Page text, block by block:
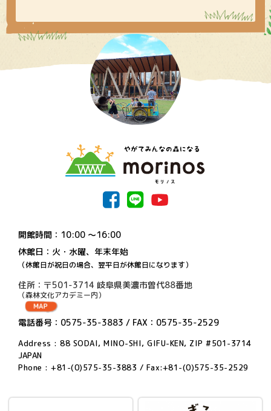
開館時間：10:00 〜16:00
休館日：火・水曜、年末年始
（休館日が祝日の場合、翌平日が休館日になります）
住所：〒501-3714 岐阜県美濃市曽代88番地
（森林文化アカデミー内）
電話番号：0575-35-3883 / FAX：0575-35-2529
Address : 88 SODAI, MINO-SHI, GIFU-KEN, ZIP #501-3714
JAPAN
Phone : +81-(0)575-35-3883 / Fax:+81-(0)575-35-2529